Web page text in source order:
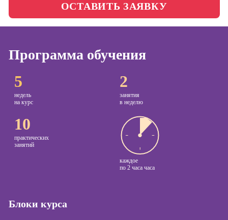
ОСТАВИТЬ ЗАЯВКУ
Программа обучения
5
недель
на курс
2
занятия
в неделю
10
практических
занятий
каждое
по 2 часа часа
Блоки курса